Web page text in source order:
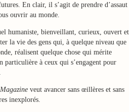
En clair, il s’agit de prendre d’assaut
ouvrir au monde.
humaniste, bienveillant, curieux, ouvert et
la vie des gens qui, à quelque niveau que
réalisent quelque chose qui mérite
particulière à ceux qui s’engagent pour
veut avancer sans œillères et sans
inexplorés.